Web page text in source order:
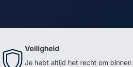
Veiligheid
Je hebt altijd het recht om binnen